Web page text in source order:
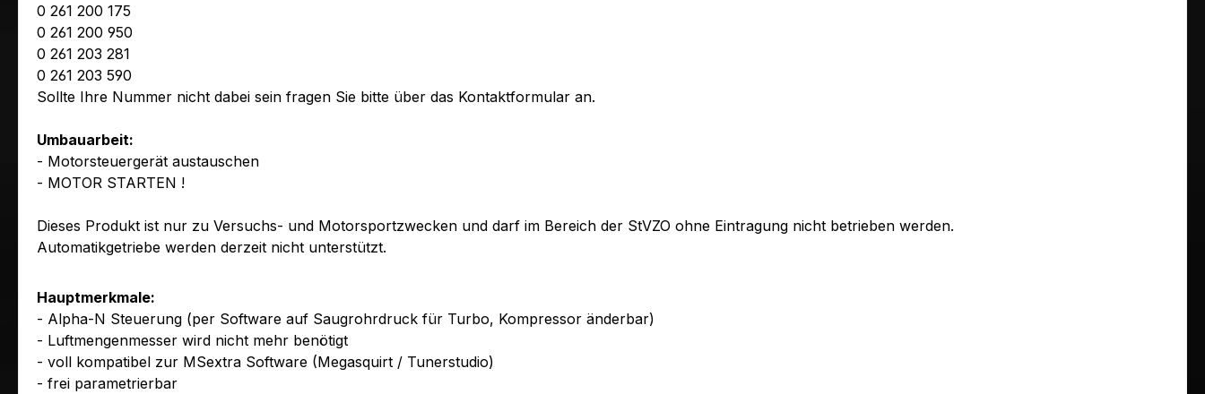
0 261 200 175
0 261 200 950
0 261 203 281
0 261 203 590
Sollte Ihre Nummer nicht dabei sein fragen Sie bitte über das Kontaktformular an.
Umbauarbeit:
- Motorsteuergerät austauschen
- MOTOR STARTEN !
Dieses Produkt ist nur zu Versuchs- und Motorsportzwecken und darf im Bereich der StVZO ohne Eintragung nicht betrieben werden.
Automatikgetriebe werden derzeit nicht unterstützt.
Hauptmerkmale:
- Alpha-N Steuerung (per Software auf Saugrohrdruck für Turbo, Kompressor änderbar)
- Luftmengenmesser wird nicht mehr benötigt
- voll kompatibel zur MSextra Software (Megasquirt / Tunerstudio)
- frei parametrierbar